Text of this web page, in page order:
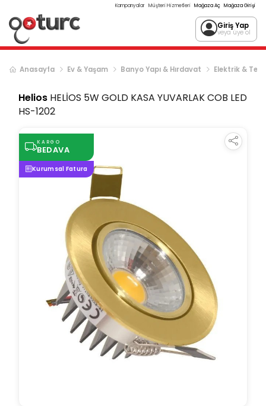
Kampanyalar Müşteri Hizmetleri Mağaza Aç Mağaza Girişi
Giriş Yap
veya üye ol
Anasayfa Ev & Yaşam Banyo Yapı & Hırdavat Elektrik &
Helios HELİOS 5W GOLD KASA YUVARLAK COB LED
HS-1202
KARGO
BEDAVA
Kurumsal Fatura